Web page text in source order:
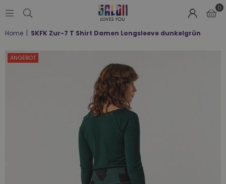
LOVES
0
Home | SKFK Zur-7 T Shirt Damen Longsleeve dunkelgrün
ANGEBOT